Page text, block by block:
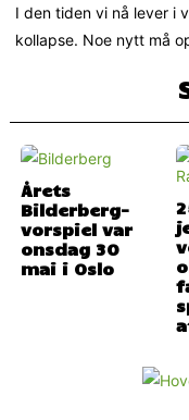
I den tiden vi nå lever i
kollapse. Noe nytt må
Årets
Bilderberg-
vorspiel var
onsdag 30
mai i Oslo